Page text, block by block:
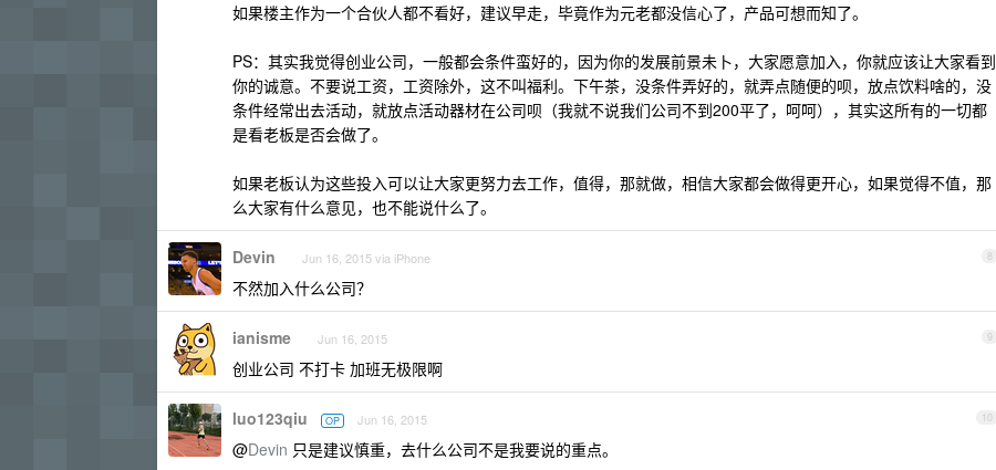
如果楼主作为一个合伙人都不看好，建议早走，毕竟作为元老都没信心了，产品可想而知了。
PS：其实我觉得创业公司，一般都会条件蛮好的，因为你的发展前景未卜，大家愿意加入，你就应该让大家看到
你的诚意。不要说工资，工资除外，这不叫福利。下午茶，没条件弄好的，就弄点随便的呗，放点饮料啥的，没
条件经常出去活动，就放点活动器材在公司呗（我就不说我们公司不到200平了，呵呵），其实这所有的一切都
是看老板是否会做了。
如果老板认为这些投入可以让大家更努力去工作，值得，那就做，相信大家都会做得更开心，如果觉得不值，那
么大家有什么意见，也不能说什么了。
8
Devin Jun 16, 2015 via iPhone
不然加入什么公司？
9
ianisme Jun 16, 2015
创业公司 不打卡 加班无极限啊
10
luo123qiu OP Jun 16, 2015
@Devin 只是建议慎重，去什么公司不是我要说的重点。